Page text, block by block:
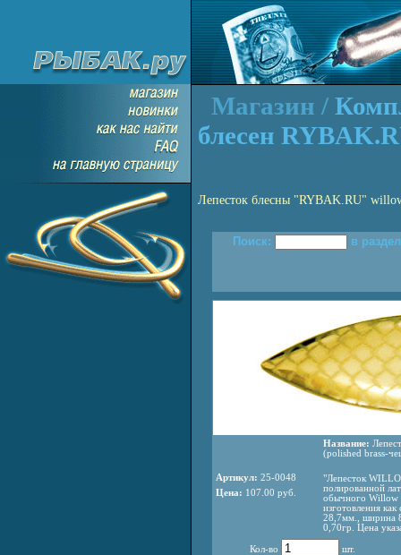
Магазин /
блесен
Лепесток блесны "RYBAK.RU"
Поиск: в
Артикул: 25-0048
Цена: 107.00 руб.
Название:
(polished brass-
"Лепесток
полированной
обычного Willow
изготовления
28,7мм., ширина
0,70гр. Цена
Кол-во шт.